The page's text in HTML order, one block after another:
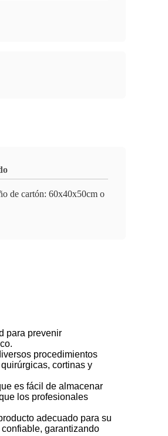
de cartón: 60x40x50cm o
para prevenir
procedimientos
cortinas y
es fácil de almacenar
los profesionales
adecuado para su
garantizando